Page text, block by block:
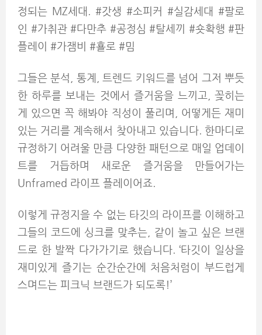
정되는 MZ세대. #갓생 #소피커 #실감세대 #팔로
인 #가취관 #다만추 #공정심 #탈세끼 #숏확행 #판
플레이 #가잼비 #횰로 #밈
그들은 분석, 통계, 트렌드 키워드를 넘어 그저 뿌듯
한 하루를 보내는 것에서 즐거움을 느끼고, 꽂히는
게 있으면 꼭 해봐야 직성이 풀리며, 어떻게든 재미
있는 거리를 계속해서 찾아내고 있습니다. 한마디로
규정하기 어려울 만큼 다양한 패턴으로 매일 업데이
트를 거듭하며 새로운 즐거움을 만들어가는
Unframed 라이프 플레이어죠.
이렇게 규정지을 수 없는 타깃의 라이프를 이해하고
그들의 코드에 싱크를 맞추는, 같이 놀고 싶은 브랜
드로 한 발짝 다가가기로 했습니다. ‘타깃이 일상을
재미있게 즐기는 순간순간에 처음처럼이 부드럽게
스며드는 피크닉 브랜드가 되도록!’